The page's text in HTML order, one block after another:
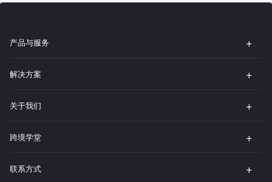
产品与服务
解决方案
关于我们
跨境学堂
联系方式